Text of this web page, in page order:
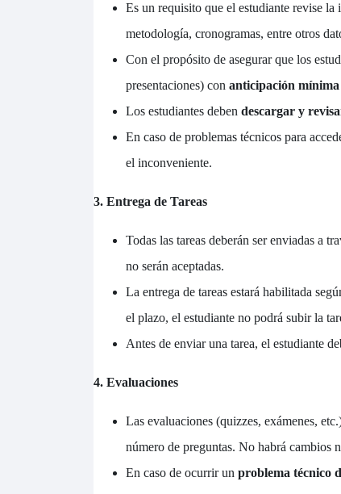
Es un requisito que el estudiante revise
metodología, cronogramas, entre otros
Con el propósito de asegurar que los
presentaciones) con anticipación mínima
Los estudiantes deben descargar y
En caso de problemas técnicos para
el inconveniente.
3. Entrega de Tareas
Todas las tareas deberán ser enviadas a
no serán aceptadas.
La entrega de tareas estará habilitada
el plazo, el estudiante no podrá subir la
Antes de enviar una tarea, el estudiante
4. Evaluaciones
Las evaluaciones (quizzes, exámenes,
número de preguntas. No habrá cambios
En caso de ocurrir un problema técnico